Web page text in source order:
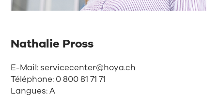
Nathalie Pross
E-Mail: servicecenter@hoya.ch
Téléphone: 0 800 81 71 71
Langues: A